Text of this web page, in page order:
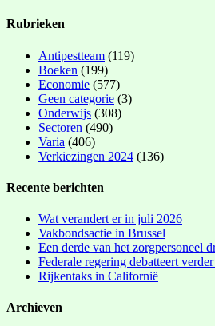
Rubrieken
Antipestteam (119)
Boeken (199)
Economie (577)
Geen categorie (3)
Onderwijs (308)
Sectoren (490)
Varia (406)
Verkiezingen 2024 (136)
Recente berichten
Wat verandert er in juli 2026
Vakbondsactie in Brussel
Een derde van het zorgpersoneel
Federale regering debatteert
Rijkentaks in Californië
Archieven